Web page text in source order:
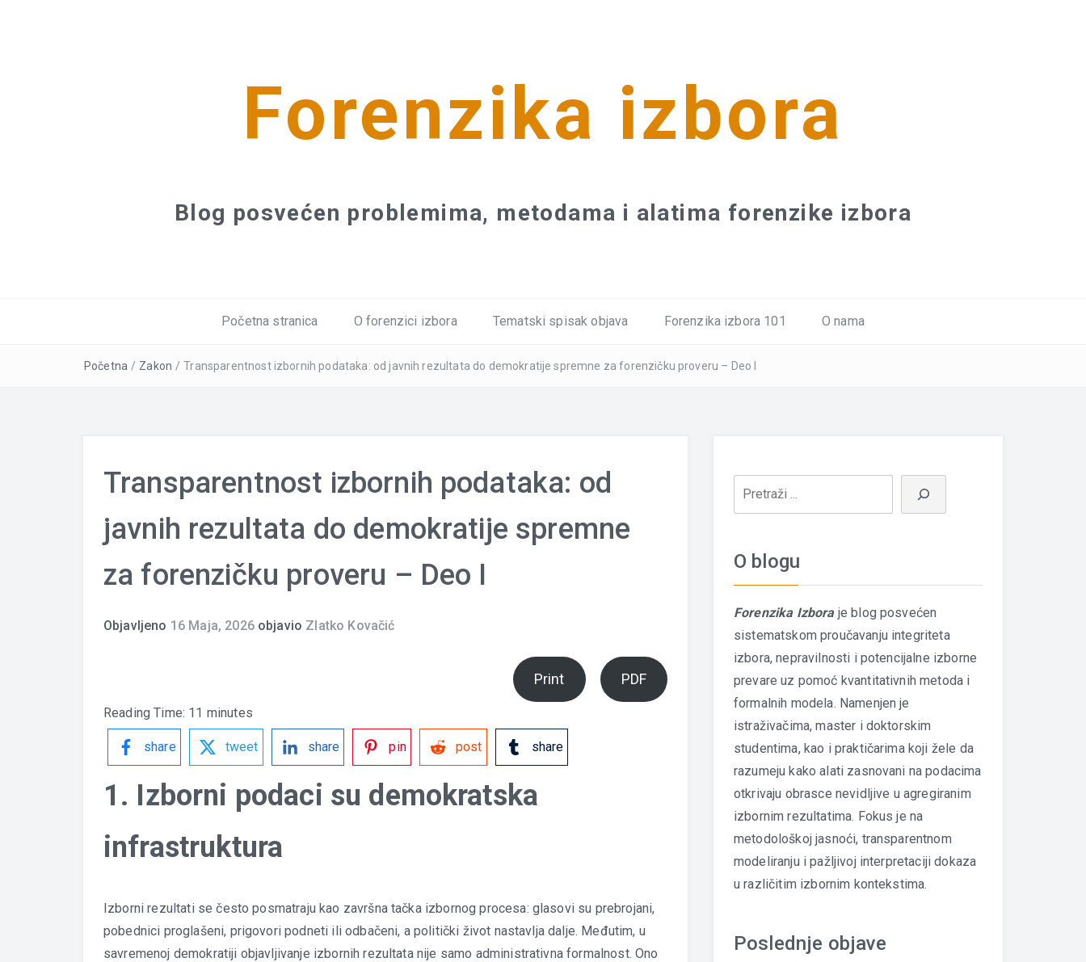
Forenzika izbora
Blog posvećen problemima, metodama i alatima forenzike izbora
Početna stranica O forenzici izbora Tematski spisak objava Forenzika izbora 101 O nama
Početna / Zakon / Transparentnost izbornih podataka: od javnih rezultata do demokratije spremne za forenzičku proveru – Deo I
Transparentnost izbornih podataka: od
javnih rezultata do demokratije spremne
za forenzičku proveru – Deo I
Objavljeno 16 Maja, 2026objavio Zlatko Kovačić
Print PDF
Reading Time: 11 minutes
share tweet share pin post share
1. Izborni podaci su demokratska
infrastruktura
Izborni rezultati se često posmatraju kao završna tačka izbornog procesa: glasovi su prebrojani,
pobednici proglašeni, prigovori podneti ili odbačeni, a politički život nastavlja dalje. Međutim, u
savremenoj demokratiji objavljivanje izbornih rezultata nije samo administrativna formalnost. Ono
O blogu
Forenzika Izboraje blog posvećen
sistematskom proučavanju integriteta
izbora, nepravilnosti i potencijalne izborne
prevare uz pomoć kvantitativnih metoda i
formalnih modela. Namenjen je
istraživačima, master i doktorskim
studentima, kao i praktičarima koji žele da
razumeju kako alati zasnovani na podacima
otkrivaju obrasce nevidljive u agregiranim
izbornim rezultatima. Fokus je na
metodološkoj jasnoći, transparentnom
modeliranju i pažljivoj interpretaciji dokaza
u različitim izbornim kontekstima.
Poslednje objave